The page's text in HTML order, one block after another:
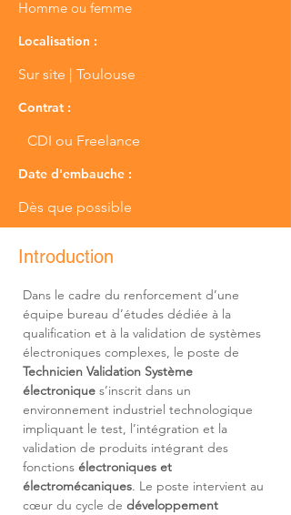
Homme ou femme
Localisation :
Sur site | Toulouse
Contrat :
CDI ou Freelance
Date d'embauche :
Dès que possible
Introduction
Dans le cadre du renforcement d’une
équipe bureau d’études dédiée à la
qualification et à la validation de systèmes
électroniques complexes, le poste de
Technicien Validation Système
électronique s’inscrit dans un
environnement industriel technologique
impliquant le test, l’intégration et la
validation de produits intégrant des
fonctions électroniques et
électromécaniques. Le poste intervient au
cœur du cycle de développement